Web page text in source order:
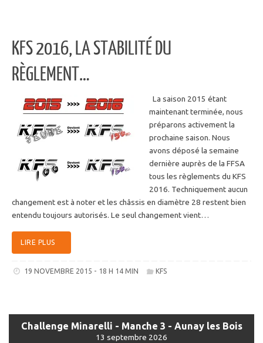
KFS 2016, LA STABILITÉ DU
RÈGLEMENT…
La saison 2015 étant
maintenant terminée, nous
préparons activement la
prochaine saison. Nous
avons déposé la semaine
dernière auprès de la FFSA
tous les règlements du KFS
2016. Techniquement aucun
changement est à noter et les châssis en diamètre 28 restent bien
entendu toujours autorisés. Le seul changement vient…
LIRE PLUS
19 NOVEMBRE 2015 - 18 H 14 MIN KFS
Challenge Minarelli - Manche 3 - Aunay les Bois
13 septembre 2026